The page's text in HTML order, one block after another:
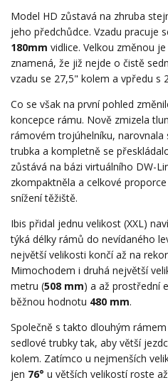
Model HD zůstavá na zhruba
jeho předchůdce. Vzadu pracuje
180mm vidlice. Velkou změnou
znamená, že již nejde o čistě
vzadu se 27,5" kolem a vpředu s
Co se však na první pohled
koncepce rámu. Nově zmizela
rámovém trojúhelníku,
trubka a kompletně se
zůstává na bázi virtuálního DW-
zkompaktněla a celkové
snížení těžiště.
Ibis přidal jednu velikost (XXL)
týká délky rámů do nevídaného
největší velikosti končí až na
Mimochodem i druhá největší
metru (508 mm) a až prostřední
běžnou hodnotu 480 mm.
Společně s takto dlouhým
sedlové trubky tak, aby větší
kolem. Zatímco u nejmenších
jen 76° u větších velikostí roste